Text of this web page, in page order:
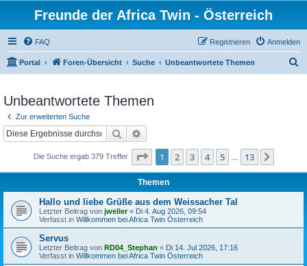
Freunde der Africa Twin - Österreich
FAQ Anmelden
Registrieren
Portal Foren-Übersicht Suche Unbeantwortete Themen
Unbeantwortete Themen
Zur erweiterten Suche
Suche
Die Suche ergab 379 Treffer Seite 1von 13
1 2 3 4 5 13
Themen
Hallo und liebe Grüße aus dem Weissacher Tal
Letzter Beitrag von jweller« Di 4. Aug 2026, 09:54
Verfasst in Willkommen bei Africa Twin Österreich
Servus
Letzter Beitrag von RD04_Stephan « Di 14. Jul 2026, 17:16
Verfasst in Willkommen bei Africa Twin Österreich